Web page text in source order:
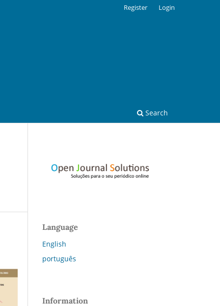
Search
Register Login
Language
English
português
Information